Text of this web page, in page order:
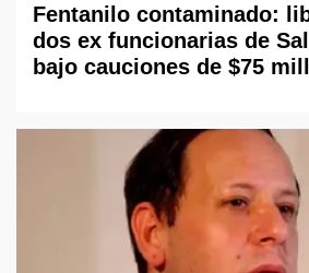
Fentanilo contaminado:
dos ex funcionarias de
bajo cauciones de $75